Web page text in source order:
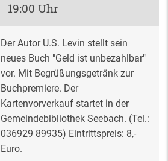
19:00 Uhr
Der Autor U.S. Levin stellt sein
neues Buch "Geld ist unbezahlbar"
vor. Mit Begrüßungsgetränk zur
Buchpremiere. Der
Kartenvorverkauf startet in der
Gemeindebibliothek Seebach. (Tel.:
036929 89935) Eintrittspreis: 8,-
Euro.